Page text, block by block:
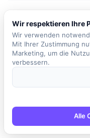
Unser Kunde ist ein
Entwicklung und den
Biofouling-Prävention
spezialisiert hat. Die
auf mehr als 300
Anlagen im Einsatz. Zur
Entwicklungsteams wird
gesucht, der die
sowie die
Wir respektieren Ihre
Wir verwenden
Mit Ihrer Zustimmung
Marketing, um die
verbessern.
Alle